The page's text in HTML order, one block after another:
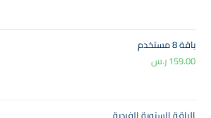
باقة 8 مستخدم
159.00ر.س